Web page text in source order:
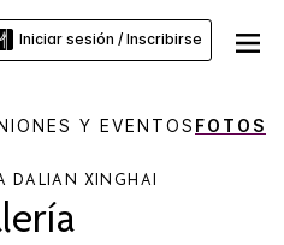
Iniciar sesión / Inscribirse
Y EVENTOS FOTOS
DALIAN XINGHAI